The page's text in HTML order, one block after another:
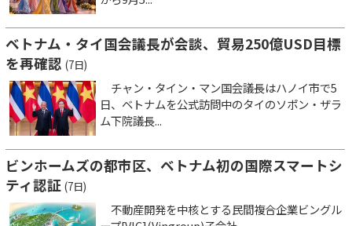
ベトナム・タイ国会議長が会談、貿易250億USD目標
を再確認 (7日)
チャン・タイン・マン国会議長はハノイ市で5
日、ベトナムを公式訪問中のタイのソポン・ザラ
ム下院議長...
ビンホームズの都市区、ベトナム初の国際スマートシ
ティ認証 (7日)
不動産開発を中核とする民間複合企業ビングル